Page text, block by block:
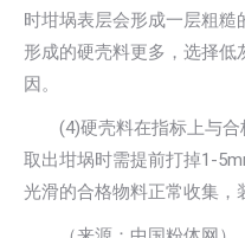
时坩埚表层会形成一层粗
形成的硬壳料更多，选择
因。
(4)硬壳料在指标上与合
取出坩埚时需提前打掉1-
光滑的合格物料正常收集，